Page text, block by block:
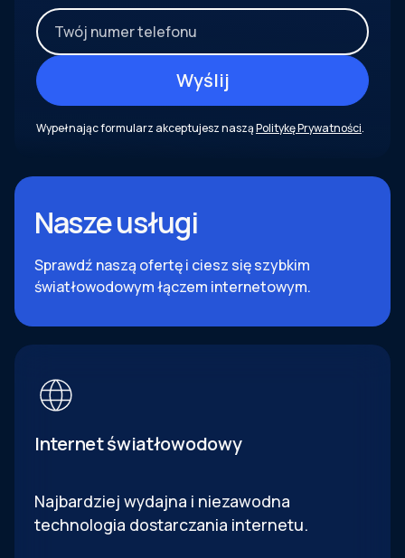
Wypełnając formularz akceptujesz nasząPolitykę Prywatności.
Nasze usługi
Sprawdź naszą ofertę i ciesz się szybkim
światłowodowym łączem internetowym.
Internet światłowodowy
Najbardziej wydajna i niezawodna
technologia dostarczania internetu.